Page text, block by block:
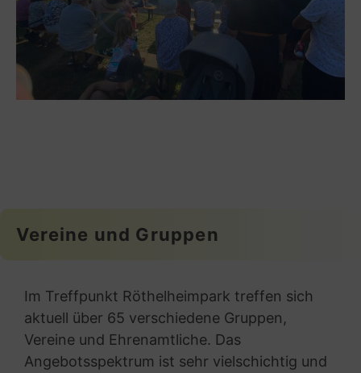
Vereine und Gruppen
Im Treffpunkt Röthelheimpark treffen sich
aktuell über 65 verschiedene Gruppen,
Vereine und Ehrenamtliche. Das
Angebotsspektrum ist sehr vielschichtig und